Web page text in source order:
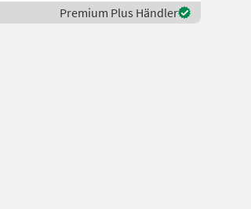
Premium Plus Händler